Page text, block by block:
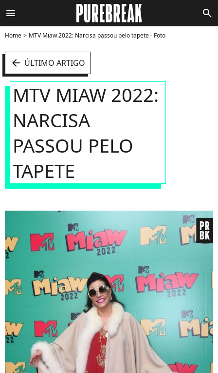
menu search
Home MTV Miaw 2022: Narcisa passou pelo tapete - Foto
arrow_left ÚLTIMO ARTIGO
MTV MIAW 2022:
NARCISA
PASSOU PELO
TAPETE